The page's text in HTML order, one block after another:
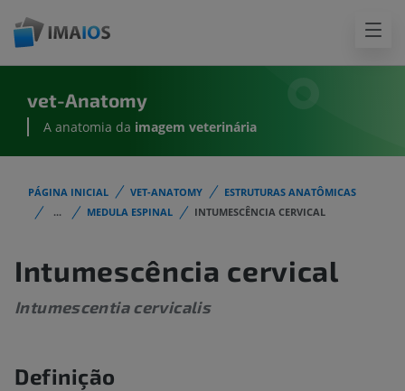
vet-Anatomy
A anatomia da imagem veterinária
PÁGINA INICIAL VET-ANATOMY
ESTRUTURAS ANATÔMICAS
...
MEDULA ESPINAL INTUMESCÊNCIA CERVICAL
Intumescência cervical
Intumescentia cervicalis
Definição